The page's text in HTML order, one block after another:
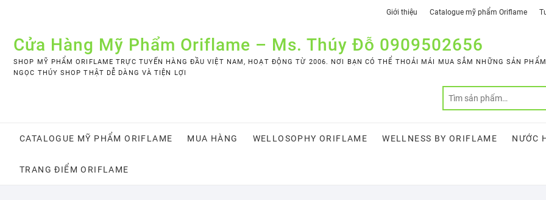
content
Giới thiệu Catalogue mỹ phẩm Oriflame
Cửa Hàng Mỹ Phẩm Oriflame – Ms. Thúy Đỗ 0909502656
SHOP MỸ PHẨM ORIFLAME TRỰC TUYẾN HÀNG ĐẦU VIỆT NAM, HOẠT ĐỘNG TỪ 2006. NƠI BẠN CÓ THỂ THOẢI MÁI MUA SẮM NHỮNG SẢN
NGỌC THÚY SHOP THẬT DỄ DÀNG VÀ TIỆN LỢI
CATALOGUE MỸ PHẨM ORIFLAME MUA HÀNG WELLOSOPHY ORIFLAME WELLNESS BY ORIFLAME NƯỚC
TRANG ĐIỂM ORIFLAME